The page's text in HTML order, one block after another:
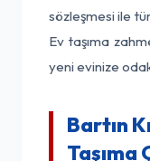
sözleşmesi ile
Ev taşıma
yeni evinize
Bartın
Taşıma